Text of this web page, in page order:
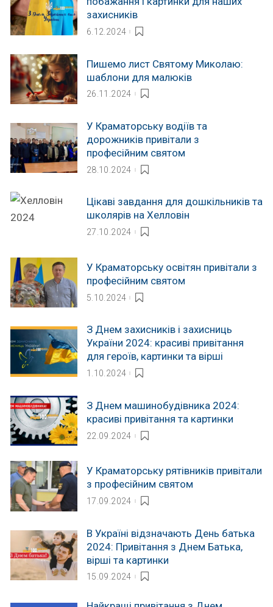
захисників
6.12.2024
Пишемо лист Святому Миколаю:
шаблони для малюків
26.11.2024
У Краматорську водіїв та
дорожників привітали з
професійним святом
28.10.2024
Цікаві завдання для дошкільників та
школярів на Хелловін
27.10.2024
У Краматорську освітян привітали з
професійним святом
5.10.2024
З Днем захисників і захисниць
України 2024: красиві привітання
для героїв, картинки та вірші
1.10.2024
З Днем машинобудівника 2024:
красиві привітання та картинки
22.09.2024
У Краматорську рятівників привітали
з професійним святом
17.09.2024
В Україні відзначають День батька
2024: Привітання з Днем Батька,
вірші та картинки
15.09.2024